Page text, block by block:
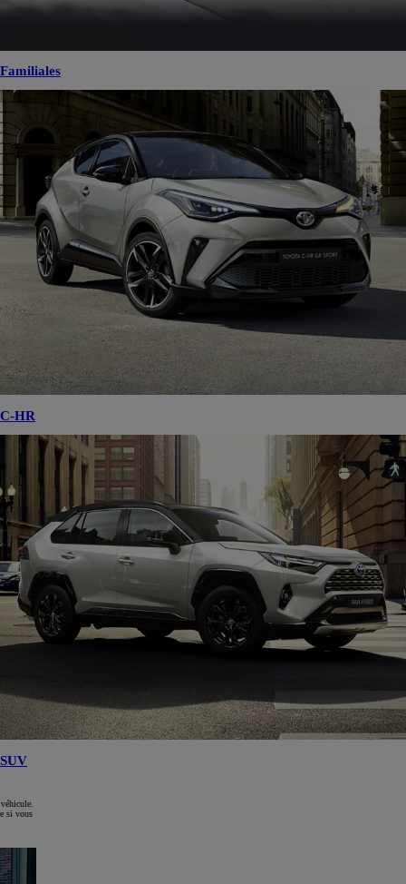
Familiales
C-HR
SUV
si vous